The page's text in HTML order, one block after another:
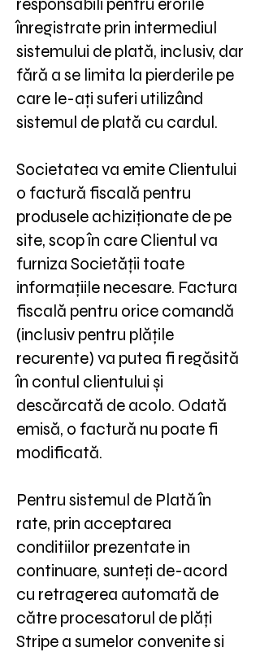
responsabili pentru erorile
înregistrate prin intermediul
sistemului de plată, inclusiv, dar
fără a se limita la pierderile pe
care le-ați suferi utilizând
sistemul de plată cu cardul.
Societatea va emite Clientului
o factură fiscală pentru
produsele achiziționate de pe
site, scop în care Clientul va
furniza Societății toate
informațiile necesare. Factura
fiscală pentru orice comandă
(inclusiv pentru plățile
recurente) va putea fi regăsită
în contul clientului și
descărcată de acolo. Odată
emisă, o factură nu poate fi
modificată.
Pentru sistemul de Plată în
rate, prin acceptarea
conditiilor prezentate in
continuare, sunteți de-acord
cu retragerea automată de
către procesatorul de plăți
Stripe a sumelor convenite si